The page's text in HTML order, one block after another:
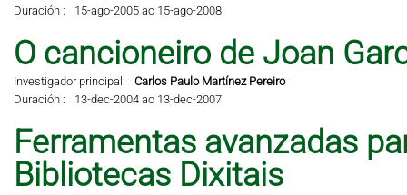
Duración :
15-ago-2005 ao 15-ago-2008
O cancioneiro de Joan
Investigador principal:
Carlos Paulo Martínez Pereiro
Duración :
13-dec-2004 ao 13-dec-2007
Ferramentas avanzadas
Bibliotecas Dixitais